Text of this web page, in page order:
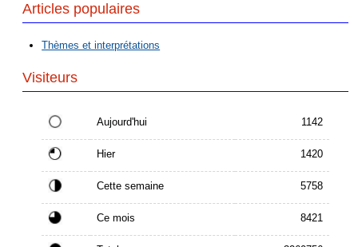
Articles populaires
Thèmes et interprétations
Visiteurs
Aujourd'hui 1142
Hier 1420
Cette semaine 5758
Ce mois 8421